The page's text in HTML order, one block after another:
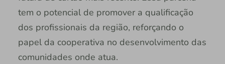
tem o potencial de promover a qualificação
dos profissionais da região, reforçando o
papel da cooperativa no desenvolvimento das
comunidades onde atua.